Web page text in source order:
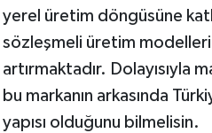
yerel üretim döngüsüne
sözleşmeli üretim modelleri
artırmaktadır. Dolayısıyla
bu markanın arkasında
yapısı olduğunu bilmelisin.